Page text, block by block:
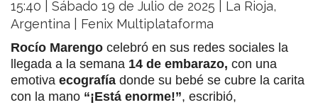
15:40 | Sábado 19 de Julio de 2025 | La Rioja,
Argentina | Fenix Multiplataforma
Rocío Marengo celebró en sus redes sociales la
llegada a la semana 14 de embarazo, con una
emotiva ecografía donde su bebé se cubre la carita
con la mano “¡Está enorme!”, escribió,